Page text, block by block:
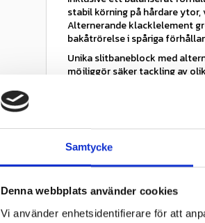
Samtycke
Denna webbplats använder cookies
Vi använder enhetsidentifierare för att
stabil körning på hårdare
Alternerande klacklelement
bakåtrörelse i spåriga
Unika slitbaneblock med
möjliggör säker tackling av
Balanserat förhållande
Alternerande axelelement
kontroll Slitbanans